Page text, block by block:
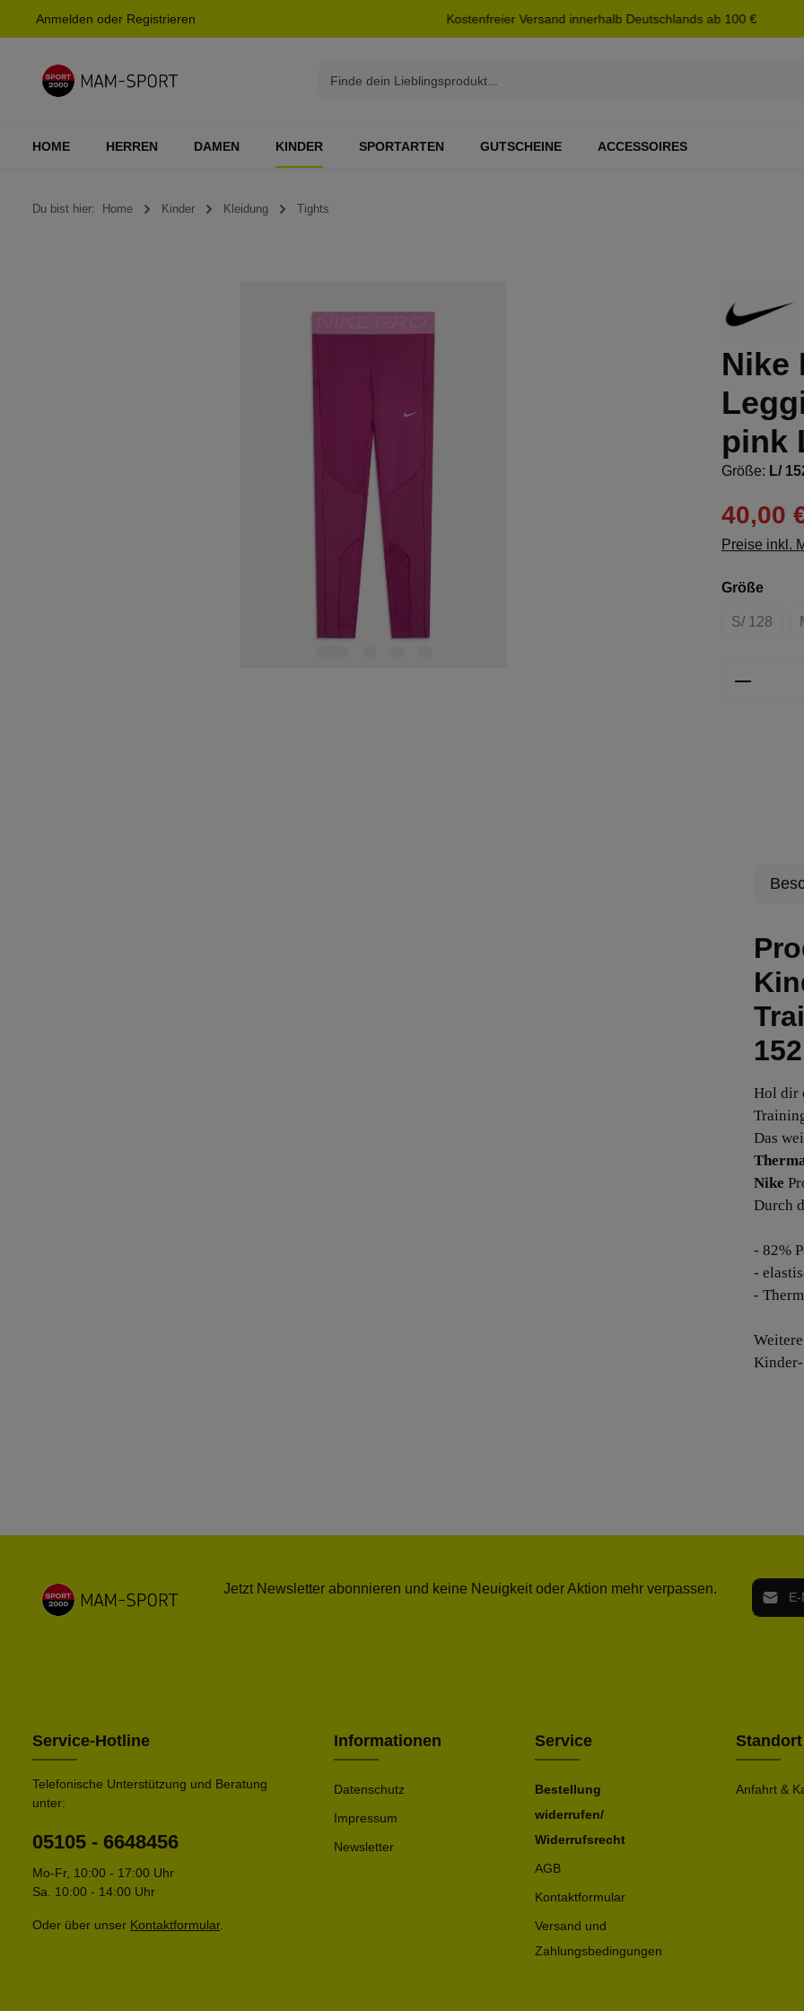
Zur Hauptnavigation springen
Anmelden oder Registrieren Kostenfreier Versand innerhalb Deutschlands ab 100 €
HOME HERREN DAMEN KINDER SPORTARTEN GUTSCHEINE ACCESSOIRES
Du bist hier: Home Kinder Kleidung Tights
Nike
pink
Größe: L/
40,00
Preise inkl.
Größe
S/ 128
(Diese
Hol dir
Das
Nike
Durch
- 82%
-
-
Jetzt Newsletter abonnieren und keine Neuigkeit oder Aktion mehr verpassen. E-Mail-
Service-Hotline
Telefonische Unterstützung und Beratung
unter:
05105 - 6648456
Mo-Fr, 10:00 - 17:00 Uhr
Sa. 10:00 - 14:00 Uhr
Oder über unser Kontaktformular.
Informationen
Datenschutz
Impressum
Newsletter
Service
Bestellung
widerrufen/
Widerrufsrecht
AGB
Kontaktformular
Versand und
Zahlungsbedingungen
Standort
Anfahrt &